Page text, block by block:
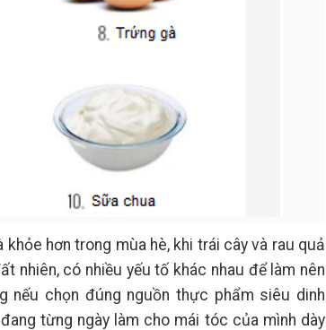
hơn trong mùa hè, khi trái cây và rau quả
nhiên, có nhiều yếu tố khác nhau để làm nên
nếu chọn đúng nguồn thực phẩm siêu dinh
từng ngày làm cho mái tóc của mình dày